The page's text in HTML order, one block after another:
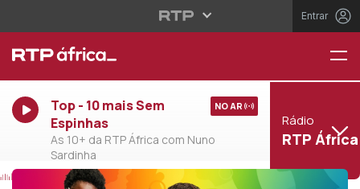
Entrar
Top - 10 mais Sem
Espinhas
As 10+ da RTP África com Nuno
Sardinha
NO AR
Rádio
RTP África